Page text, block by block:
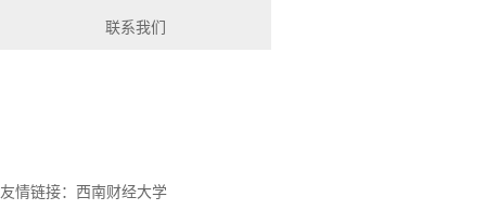
联系我们
友情链接： 西南财经大学